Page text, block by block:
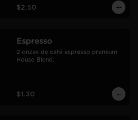
$2.50
Espresso
2 onzas de café espresso premium
House Blend.
$1.30